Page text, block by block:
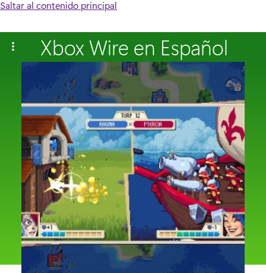
Saltar al contenido principal
Xbox Wire en Español